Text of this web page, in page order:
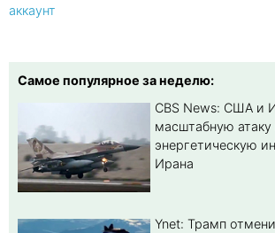
аккаунт
Самое популярное за неделю:
CBS News: США и
масштабную атаку
энергетическую
Ирана
Ynet: Трамп